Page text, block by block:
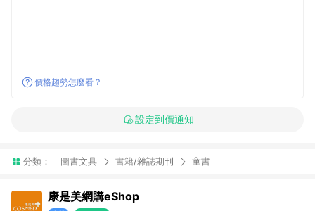
價格趨勢怎麼看？
設定到價通知
分類： 圖書文具 書籍/雜誌期刊 童書
康是美網購eShop